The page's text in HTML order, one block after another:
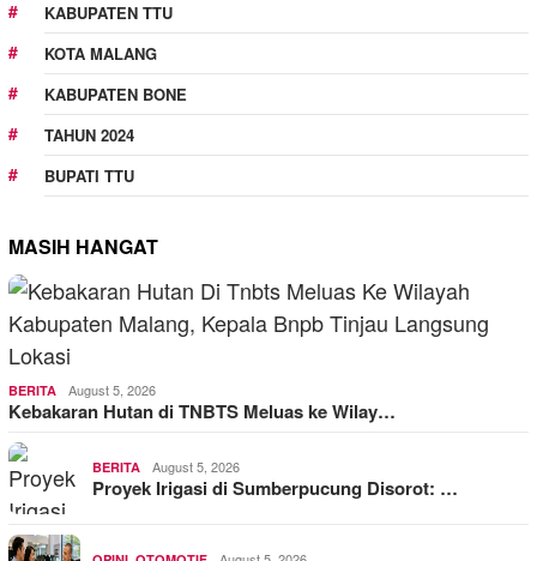
KABUPATEN TTU
KOTA MALANG
KABUPATEN BONE
TAHUN 2024
BUPATI TTU
MASIH HANGAT
BERITA August 5, 2026
Kebakaran Hutan di TNBTS Meluas ke Wilay…
BERITA August 5, 2026
Proyek Irigasi di Sumberpucung Disorot: …